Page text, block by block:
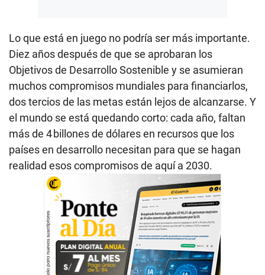
Lo que está en juego no podría ser más importante.
Diez años después de que se aprobaran los
Objetivos de Desarrollo Sostenible y se asumieran
muchos compromisos mundiales para financiarlos,
dos tercios de las metas están lejos de alcanzarse. Y
el mundo se está quedando corto: cada año, faltan
más de 4 billones de dólares en recursos que los
países en desarrollo necesitan para que se hagan
realidad esos compromisos de aquí a 2030.